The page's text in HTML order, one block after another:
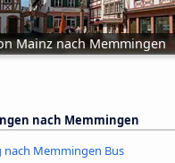
Mainz nach Memmingen
nach Memmingen
nach Memmingen Bus